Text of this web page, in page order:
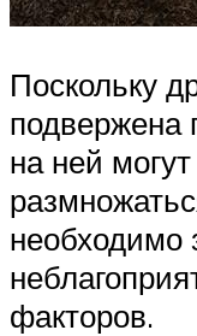
Поскольку
подвержена
на ней
необходимо
факторов.